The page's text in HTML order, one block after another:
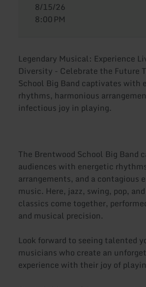
8/15/26
8:00 PM
Legendary Musical: Experience
Diversity - Celebrate the Future
School Big Band captivates with
rhythms, harmonious
infectious joy in playing.
The Brentwood School Big Band
audiences with energetic
arrangements, and a contagious
music. Here, jazz, swing, pop,
classics come together,
and musical precision.
Look forward to seeing talented
musicians who create an
experience with their joy of